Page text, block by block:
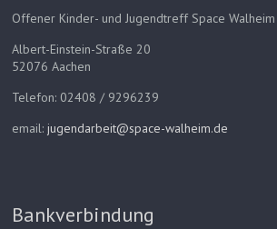
Offener Kinder- und Jugendtreff Space Walheim
Albert-Einstein-Straße 20
52076 Aachen
Telefon: 02408 / 9296239
email:jugendarbeit@space-walheim.de
Bankverbindung